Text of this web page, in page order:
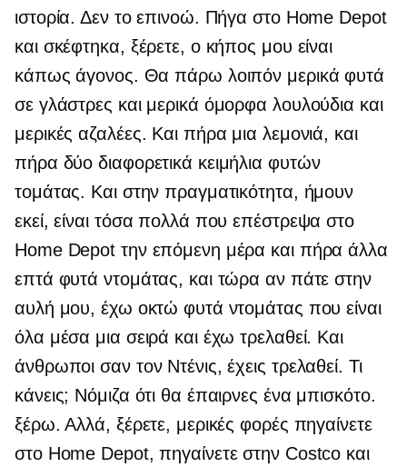
ιστορία. Δεν το επινοώ. Πήγα στο Home Depot
και σκέφτηκα, ξέρετε, ο κήπος μου είναι
κάπως άγονος. Θα πάρω λοιπόν μερικά φυτά
σε γλάστρες και μερικά όμορφα λουλούδια και
μερικές αζαλέες. Και πήρα μια λεμονιά, και
πήρα δύο διαφορετικά κειμήλια φυτών
τομάτας. Και στην πραγματικότητα, ήμουν
εκεί, είναι τόσα πολλά που επέστρεψα στο
Home Depot την επόμενη μέρα και πήρα άλλα
επτά φυτά ντομάτας, και τώρα αν πάτε στην
αυλή μου, έχω οκτώ φυτά ντομάτας που είναι
όλα μέσα μια σειρά και έχω τρελαθεί. Και
άνθρωποι σαν τον Ντένις, έχεις τρελαθεί. Τι
κάνεις; Νόμιζα ότι θα έπαιρνες ένα μπισκότο.
ξέρω. Αλλά, ξέρετε, μερικές φορές πηγαίνετε
στο Home Depot, πηγαίνετε στην Costco και